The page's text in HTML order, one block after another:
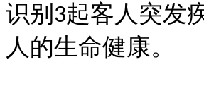
识别 3起客人突发
人的生命健康。